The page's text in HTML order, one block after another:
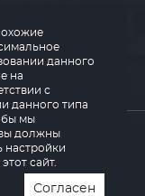
данного
на
с
данного типа
мы
должны
настройки
сайт.
Согласен